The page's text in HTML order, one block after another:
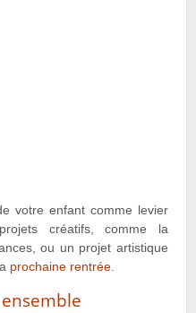
votre enfant comme levier
créatifs, comme la
ou un projet artistique
prochaine rentrée